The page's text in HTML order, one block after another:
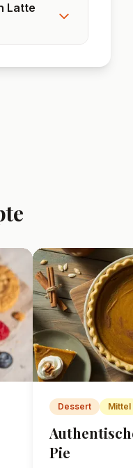
Latte
Dessert Mittel
Pie